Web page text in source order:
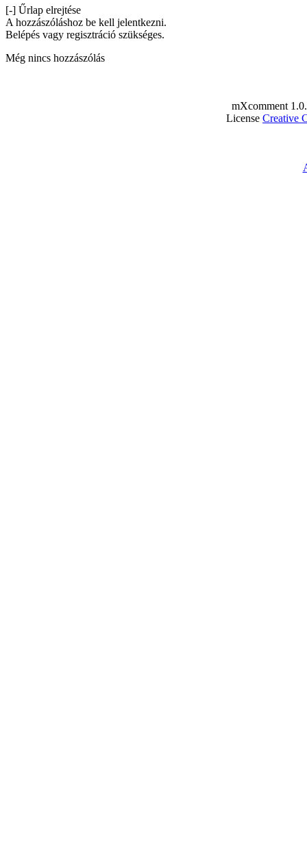
[-] Űrlap elrejtése
A hozzászóláshoz be kell jelentkezni.
Belépés vagy regisztráció szükséges.
Még nincs hozzászólás
mXcomment
License Creative